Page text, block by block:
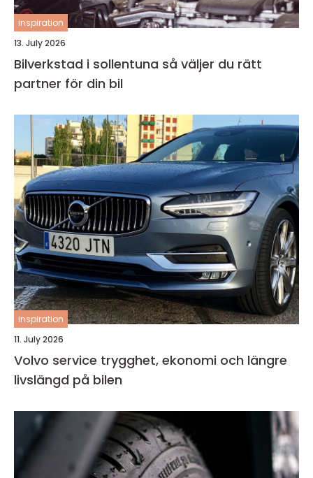
inspiration
13. July 2026
Bilverkstad i sollentuna så väljer du rätt
partner för din bil
inspiration
11. July 2026
Volvo service trygghet, ekonomi och längre
livslängd på bilen